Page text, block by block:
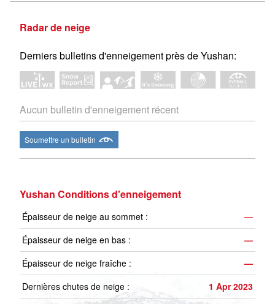
Radar de neige
Derniers bulletins d'enneigement près de Yushan:
Aucun bulletin d'enneigement récent
Soumettre un bulletin
Yushan Conditions d'enneigement
Épaisseur de neige au sommet :
—
Épaisseur de neige en bas :
—
Épaisseur de neige fraîche :
—
Dernières chutes de neige :
1 Apr 2023